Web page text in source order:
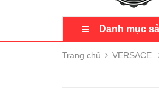
Danh mục
Trang chủ VERSACE.